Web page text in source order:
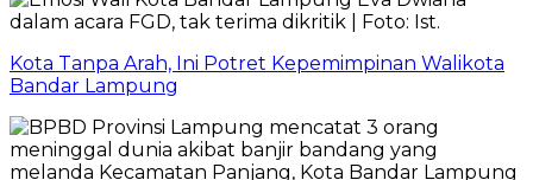
Kota Tanpa Arah, Ini Potret Kepemimpinan Walikota
Bandar Lampung